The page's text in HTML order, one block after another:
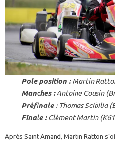
Pole position :Martin
Manches :Antoine Cousin
Préfinale :Thomas Scibilia
Finale :Clément Martin (K61
Après Saint Amand, Martin Ratton